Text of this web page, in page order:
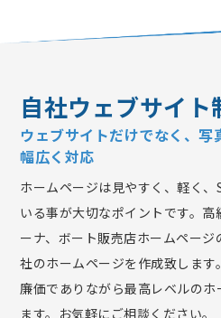
自社ウェブサイト
ウェブサイトだけでなく、写
幅広く対応
ホームページは見やすく、軽く、
いる事が大切なポイントです。高
ーナ、ボート販売店ホームペー
社のホームページを作成致します。
廉価でありながら最高レベルの
ます。お気軽にご相談ください。